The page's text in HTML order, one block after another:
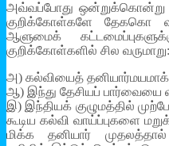
அவ்வப்போது ஒன்றுக்கொன்று
குறிக்கோள்களே தேககொ
ஆளுமைக்
குறிக்கோள்களில் சில வருமாறு:
அ) கல்வியைத்
ஆ) இந்து தேசியப் பார்வையை
இ) இந்தியக் குழுமத்தில்
கூடிய கல்வி வாய்ப்புகளை
மிக்க தனியார்